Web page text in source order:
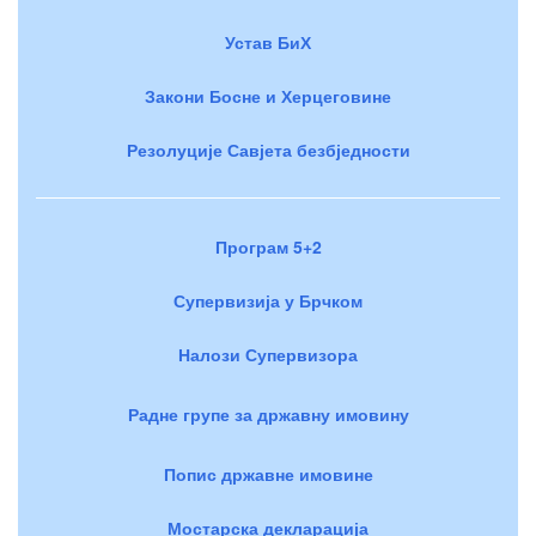
Устав БиХ
Закони Босне и Херцеговине
Резолуције Савјета безбједности
Програм 5+2
Супервизија у Брчком
Налози Супервизора
Радне групе за државну имовину
Попис државне имовине
Мостарска декларација